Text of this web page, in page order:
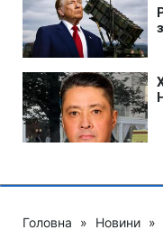
Головна » Новини »